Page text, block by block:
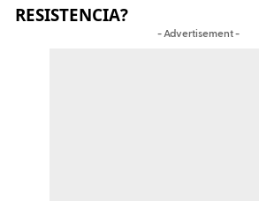
RESISTENCIA?
- Advertisement -